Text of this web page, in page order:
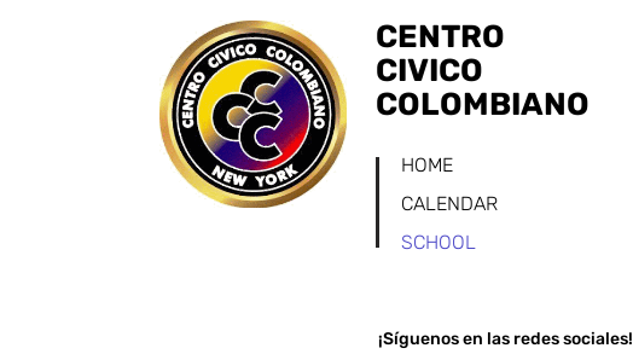
CENTRO
CIVICO
COLOMBIANO
HOME
CALENDAR
SCHOOL
¡Síguenos en las redes sociales!